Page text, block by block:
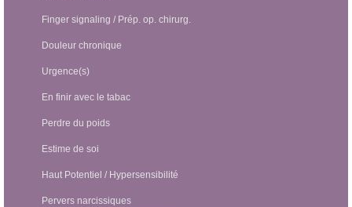
Finger signaling / Prép. op. chirurg.
Douleur chronique
Urgence(s)
En finir avec le tabac
Perdre du poids
Estime de soi
Haut Potentiel / Hypersensibilité
Pervers narcissiques